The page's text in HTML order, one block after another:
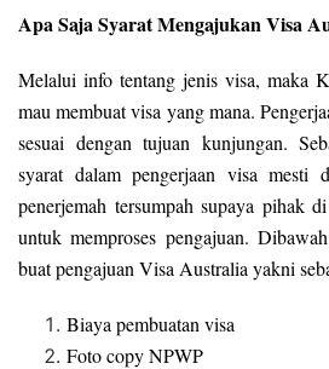
Apa Saja Syarat Mengajukan Visa
Melalui info tentang jenis visa, maka
mau membuat visa yang mana.
sesuai dengan tujuan kunjungan.
syarat dalam pengerjaan visa mesti
penerjemah tersumpah supaya pihak
untuk memproses pengajuan.
buat pengajuan Visa Australia yakni
Biaya pembuatan visa
Foto copy NPWP